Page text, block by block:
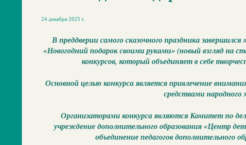
24 декабря 2025 г.
В преддверии самого сказочного праздника
«Новогодний подарок своими руками» (новый взгляд на
конкурсов, который объединяет в себе
Основной целью конкурса является привлечение
средствами
Организаторами конкурса являются Комитет по
учреждение дополнительного образования «Центр
объединение педагогов дополнительного